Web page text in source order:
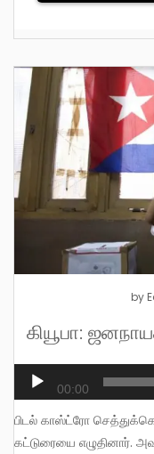
by
கியூபா:
Audio
Player 00:00
பிடல் காஸ்ட்ரோ செத்துக்கொண்டிருக்கிறார் என்ற தலைப்பில், பிடல் ஒரு
கட்டுரையை எழுதினார்.